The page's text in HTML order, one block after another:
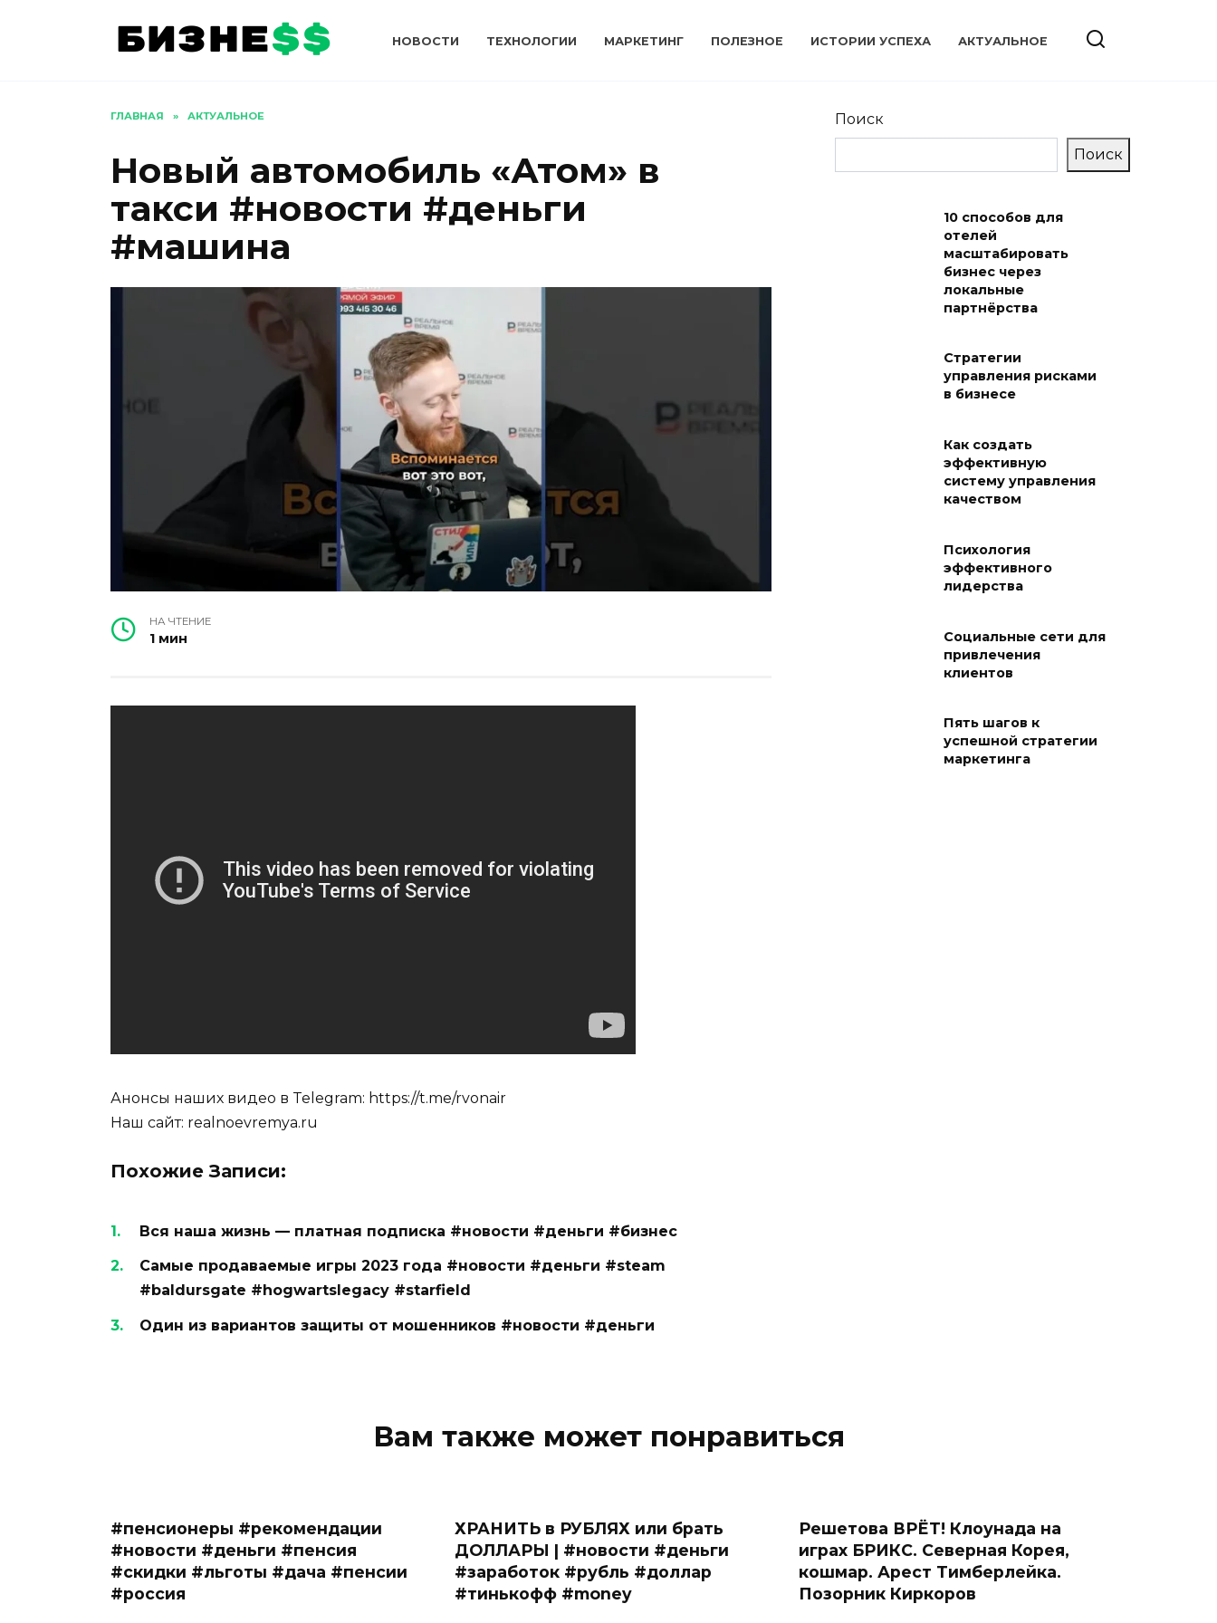
НОВОСТИ ТЕХНОЛОГИИ МАРКЕТИНГ ПОЛЕЗНОЕ ИСТОРИИ УСПЕХА АКТУАЛЬНОЕ
ГЛАВНАЯ » АКТУАЛЬНОЕ
Новый автомобиль «Атом» в
такси #новости #деньги
#машина
НА ЧТЕНИЕ
1 мин
Анонсы наших видео в Telegram: https://t.me/rvonair
Наш сайт: realnoevremya.ru
Похожие Записи:
Вся наша жизнь — платная подписка #новости #деньги #бизнес
Самые продаваемые игры 2023 года #новости #деньги #steam
#baldursgate #hogwartslegacy #starfield
Один из вариантов защиты от мошенников #новости #деньги
Поиск
Поиск
10 способов для
отелей
масштабировать
бизнес через
локальные
партнёрства
Стратегии
управления рисками
в бизнесе
Как создать
эффективную
систему управления
качеством
Психология
эффективного
лидерства
Социальные сети для
привлечения
клиентов
Пять шагов к
успешной стратегии
маркетинга
Вам также может понравиться
#пенсионеры #рекомендации
#новости #деньги #пенсия
#скидки #льготы #дача #пенсии
#россия
ХРАНИТЬ в РУБЛЯХ или брать
ДОЛЛАРЫ | #новости #деньги
#заработок #рубль #доллар
#тинькофф #money
Решетова ВРЁТ! Клоунада на
играх БРИКС. Северная Корея,
кошмар. Арест Тимберлейка.
Позорник Киркоров